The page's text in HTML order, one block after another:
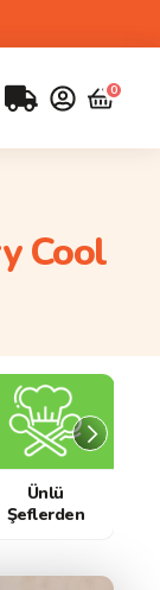
Cool
Ünlü
Şeflerden